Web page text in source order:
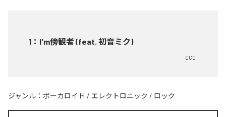
1 ： I'm傍観者 (feat. 初音ミク)
-CCC-
ジャンル： ボーカロイド / エレクトロニック / ロック